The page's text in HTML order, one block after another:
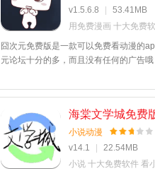
v1.5.6.8
53.41MB
用免费漫画 十大免费
囧次元免费版是一款可以免费看动漫的
元论坛十分的多，而且没有任何的广告
十分的稳定哦，喜欢这款app的用户快来
海棠文学城免费
小说动漫
v14.1
22.54MB
小说 十大免费软件 看